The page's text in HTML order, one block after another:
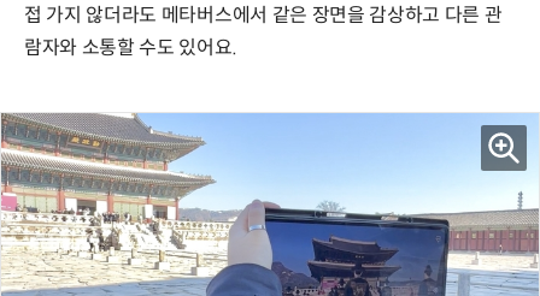
접 가지 않더라도 메타버스에서 같은 장면을 감상하고 다른 관
람자와 소통할 수도 있어요.